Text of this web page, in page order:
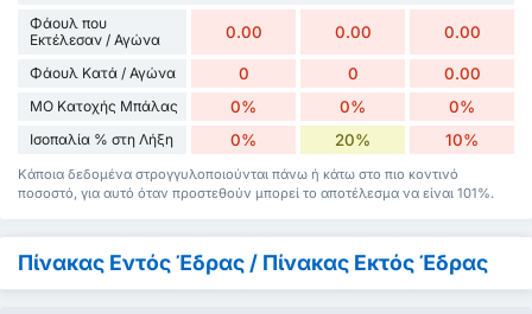
Φάουλ που
Εκτέλεσαν / Αγώνα
0.00 0.00 0.00
Φάουλ Κατά / Αγώνα 0 0 0.00
ΜΟ Κατοχής Μπάλας 0% 0% 0%
Ισοπαλία % στη Λήξη 0% 20% 10%
Κάποια δεδομένα στρογγυλοποιούνται πάνω ή κάτω στο πιο κοντινό
ποσοστό, για αυτό όταν προστεθούν μπορεί το αποτέλεσμα να είναι 101%.
Πίνακας Εντός Έδρας / Πίνακας Εκτός Έδρας